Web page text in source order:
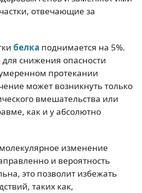
отвечающие за
белка поднимается на 5%.
для снижения опасности
протекании
может возникнуть только
вмешательства или
как и у абсолютно
изменение
и вероятность
это позволит избежать
таких как,